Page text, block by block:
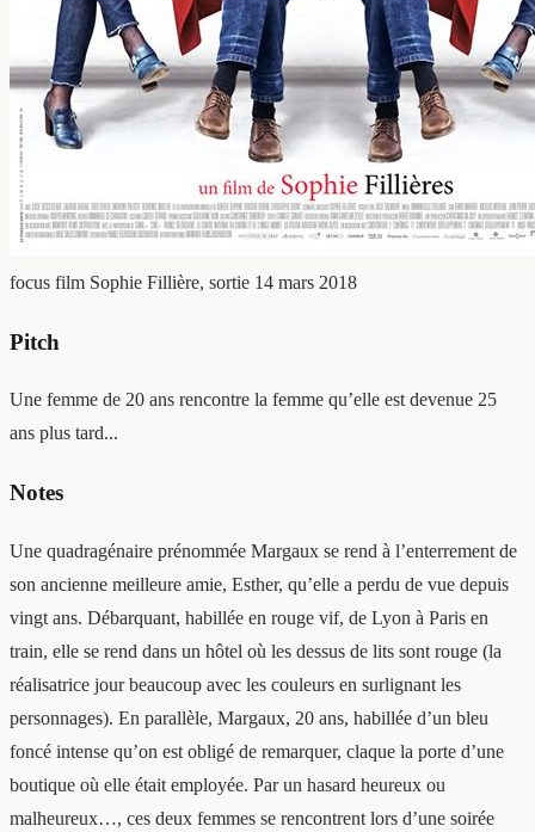
focus film Sophie Fillière, sortie 14 mars 2018
Pitch
Une femme de 20 ans rencontre la femme qu’elle est devenue 25
ans plus tard...
Notes
Une quadragénaire prénommée Margaux se rend à l’enterrement de
son ancienne meilleure amie, Esther, qu’elle a perdu de vue depuis
vingt ans. Débarquant, habillée en rouge vif, de Lyon à Paris en
train, elle se rend dans un hôtel où les dessus de lits sont rouge (la
réalisatrice jour beaucoup avec les couleurs en surlignant les
personnages). En parallèle, Margaux, 20 ans, habillée d’un bleu
foncé intense qu’on est obligé de remarquer, claque la porte d’une
boutique où elle était employée. Par un hasard heureux ou
malheureux…, ces deux femmes se rencontrent lors d’une soirée